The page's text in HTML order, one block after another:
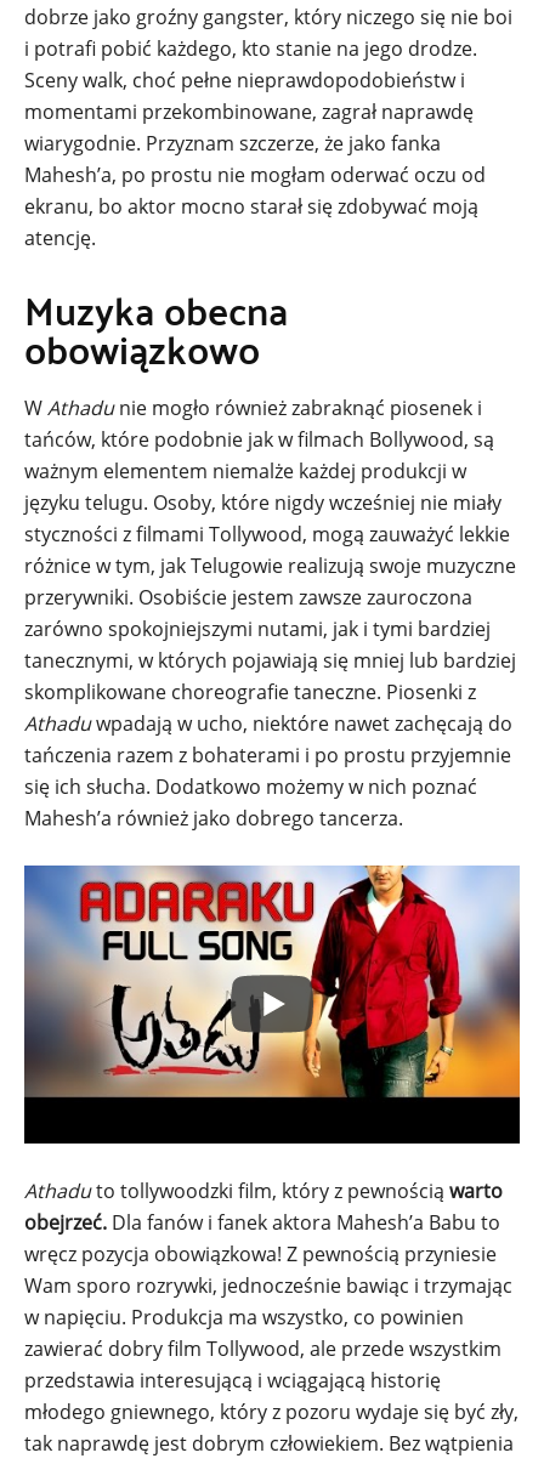
dobrze jako groźny gangster, który niczego się nie boi
i potrafi pobić każdego, kto stanie na jego drodze.
Sceny walk, choć pełne nieprawdopodobieństw i
momentami przekombinowane, zagrał naprawdę
wiarygodnie. Przyznam szczerze, że jako fanka
Mahesh’a, po prostu nie mogłam oderwać oczu od
ekranu, bo aktor mocno starał się zdobywać moją
atencję.
Muzyka obecna
obowiązkowo
WAthadunie mogło również zabraknąć piosenek i
tańców, które podobnie jak w filmach Bollywood, są
ważnym elementem niemalże każdej produkcji w
języku telugu. Osoby, które nigdy wcześniej nie miały
styczności z filmami Tollywood, mogą zauważyć lekkie
różnice w tym, jak Telugowie realizują swoje muzyczne
przerywniki. Osobiście jestem zawsze zauroczona
zarówno spokojniejszymi nutami, jak i tymi bardziej
tanecznymi, w których pojawiają się mniej lub bardziej
skomplikowane choreografie taneczne. Piosenki z
Athaduwpadają w ucho, niektóre nawet zachęcają do
tańczenia razem z bohaterami i po prostu przyjemnie
się ich słucha. Dodatkowo możemy w nich poznać
Mahesh’a również jako dobrego tancerza.
Athaduto tollywoodzki film, który z pewnością warto
obejrzeć. Dla fanów i fanek aktora Mahesh’a Babu to
wręcz pozycja obowiązkowa! Z pewnością przyniesie
Wam sporo rozrywki, jednocześnie bawiąc i trzymając
w napięciu. Produkcja ma wszystko, co powinien
zawierać dobry film Tollywood, ale przede wszystkim
przedstawia interesującą i wciągającą historię
młodego gniewnego, który z pozoru wydaje się być zły,
tak naprawdę jest dobrym człowiekiem. Bez wątpienia